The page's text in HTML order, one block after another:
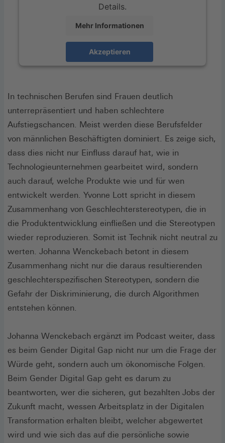
Details.
Mehr Informationen
Akzeptieren
In technischen Berufen sind Frauen deutlich
unterrepräsentiert und haben schlechtere
Aufstiegschancen. Meist werden diese Berufsfelder
von männlichen Beschäftigten dominiert. Es zeige sich,
dass dies nicht nur Einfluss darauf hat, wie in
Technologieunternehmen gearbeitet wird, sondern
auch darauf, welche Produkte wie und für wen
entwickelt werden. Yvonne Lott spricht in diesem
Zusammenhang von Geschlechterstereotypen, die in
die Produktentwicklung einfließen und die Stereotypen
wieder reproduzieren. Somit ist Technik nicht neutral zu
werten. Johanna Wenckebach betont in diesem
Zusammenhang nicht nur die daraus resultierenden
geschlechterspezifischen Stereotypen, sondern die
Gefahr der Diskriminierung, die durch Algorithmen
entstehen können.
Johanna Wenckebach ergänzt im Podcast weiter, dass
es beim Gender Digital Gap nicht nur um die Frage der
Würde geht, sondern auch um ökonomische Folgen.
Beim Gender Digital Gap geht es darum zu
beantworten, wer die sicheren, gut bezahlten Jobs der
Zukunft macht, wessen Arbeitsplatz in der Digitalen
Transformation erhalten bleibt, welcher abgewertet
wird und wie sich das auf die persönliche sowie